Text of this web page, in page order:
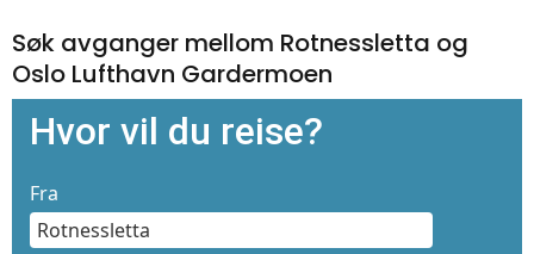
Søk avganger mellom Rotnessletta og
Oslo Lufthavn Gardermoen
Hvor vil du reise?
Fra